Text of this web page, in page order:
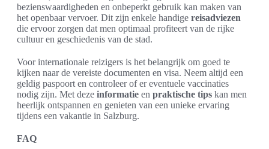
bezienswaardigheden en onbeperkt gebruik kan maken van
het openbaar vervoer. Dit zijn enkele handige reisadviezen
die ervoor zorgen dat men optimaal profiteert van de rijke
cultuur en geschiedenis van de stad.
Voor internationale reizigers is het belangrijk om goed te
kijken naar de vereiste documenten en visa. Neem altijd een
geldig paspoort en controleer of er eventuele vaccinaties
nodig zijn. Met deze informatie en praktische tips kan men
heerlijk ontspannen en genieten van een unieke ervaring
tijdens een vakantie in Salzburg.
FAQ